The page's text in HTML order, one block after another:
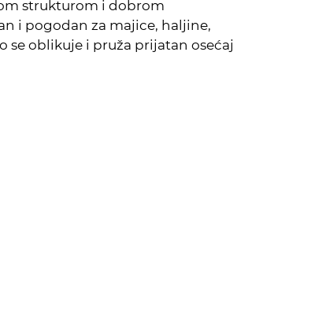
strukturom i dobrom
i pogodan za majice, haljine,
se oblikuje i pruža prijatan osećaj